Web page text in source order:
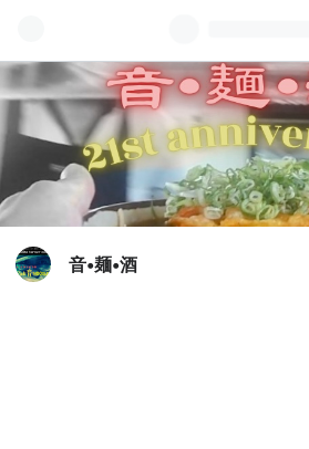
音•麺•酒